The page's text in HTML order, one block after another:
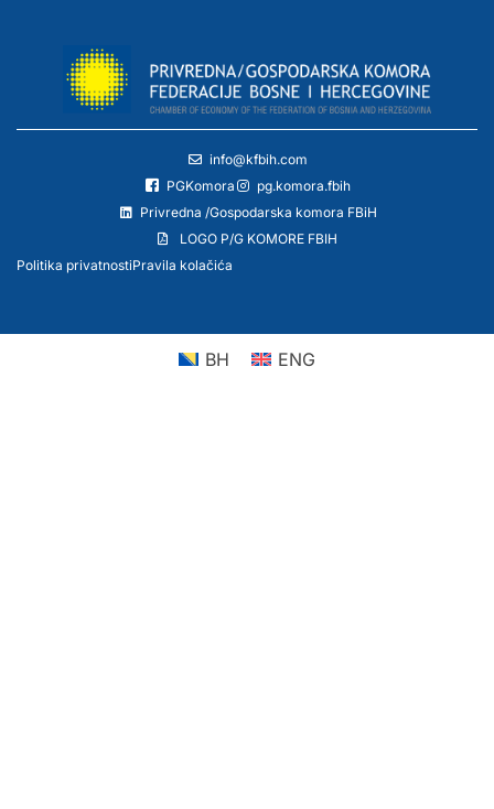
info@kfbih.com
PGKomora
pg.komora.fbih
Privredna /Gospodarska komora FBiH
LOGO P/G KOMORE FBIH
Politika privatnostiPravila kolačića
BH ENG